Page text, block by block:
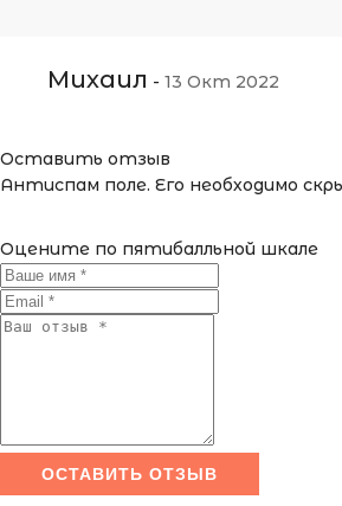
Михаил - 13 Окт 2022
Оставить отзыв
Антиспам поле. Его необходимо
Оцените по пятибалльной шкале